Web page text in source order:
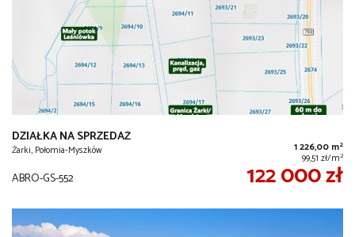
DZIAŁKA NA SPRZEDAŻ
Żarki, Połomia-Myszków 1 226,00 m2
99,51 zł/m2
ABRO-GS-552 122 000 zł